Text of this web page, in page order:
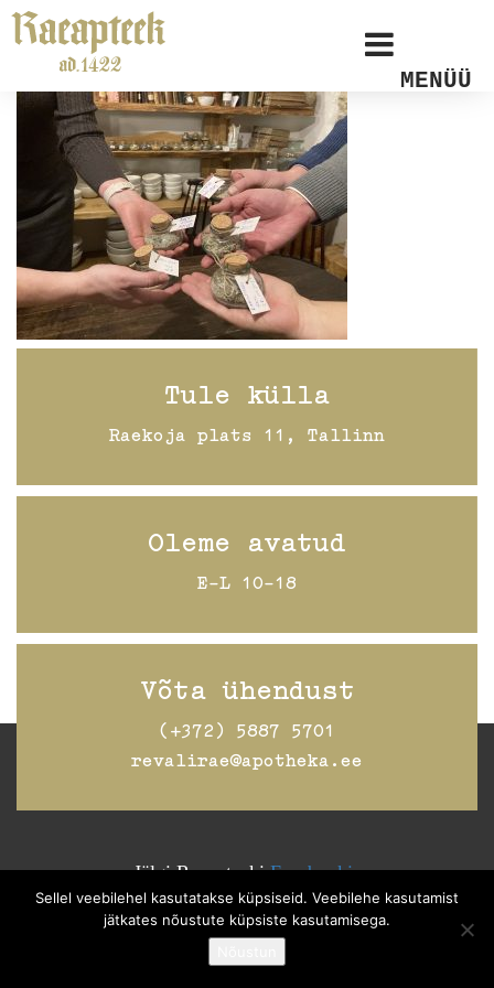
MENÜÜ
Tule külla
Raekoja plats 11, Tallinn
Oleme avatud
E-L 10-18
Võta ühendust
(+372) 5887 5701
revalirae@apotheka.ee
Jälgi RaeapteekiFacebookis
Sellel veebilehel kasutatakse küpsiseid. Veebilehe kasutamist
jätkates nõustute küpsiste kasutamisega.